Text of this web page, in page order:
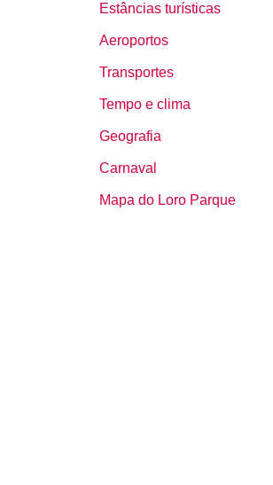
Estâncias turísticas
Aeroportos
Transportes
Tempo e clima
Geografia
Carnaval
Mapa do Loro Parque